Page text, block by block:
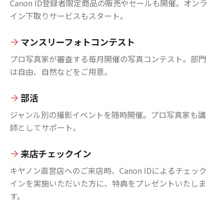
Canon ID登録者限定商品の販売やセールも開催。オンラ
イン下取りサービスもスタート。
マンスリーフォトコンテスト
プロ写真家が審査する毎月開催の写真コンテスト。部門
は自由、自然などをご用意。
部活
ジャンル別の撮影イベントを随時開催。プロ写真家も講
師としてサポート。
来店チェックイン
キヤノン直営店へのご来店時、Canon IDによるチェック
インを実施いただいた方に、特典をプレゼントいたしま
す。